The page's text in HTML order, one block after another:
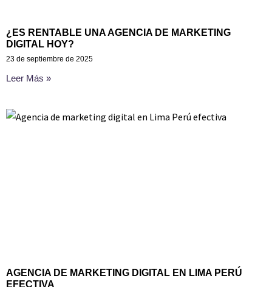
¿ES RENTABLE UNA AGENCIA DE MARKETING
DIGITAL HOY?
23 de septiembre de 2025
Leer Más »
AGENCIA DE MARKETING DIGITAL EN LIMA PERÚ
EFECTIVA